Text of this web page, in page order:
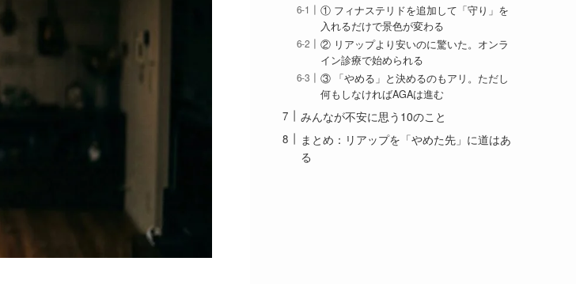
① フィナステリドを追加して「守り」を
入れるだけで景色が変わる
② リアップより安いのに驚いた。オンラ
イン診療で始められる
③ 「やめる」と決めるのもアリ。ただし
何もしなければAGAは進む
みんなが不安に思う10のこと
まとめ：リアップを「やめた先」に道はあ
る